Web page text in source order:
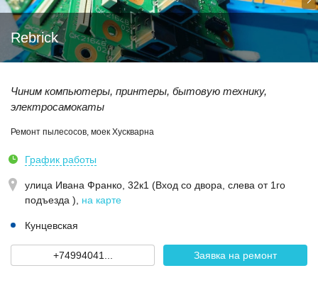
Rebrick
Чиним компьютеры, принтеры, бытовую технику,
электросамокаты
Ремонт пылесосов, моек Хускварна
График работы
улица Ивана Франко, 32к1 (Вход со двора, слева от 1го
подъезда )
на карте
Кунцевская
+74994041... Заявка на ремонт